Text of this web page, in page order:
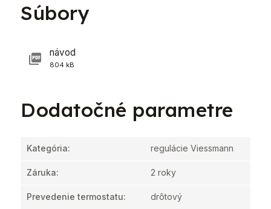
Súbory
návod
804 kB
Dodatočné parametre
Kategória: regulácie Viessmann
Záruka: 2 roky
Prevedenie termostatu: drôtový